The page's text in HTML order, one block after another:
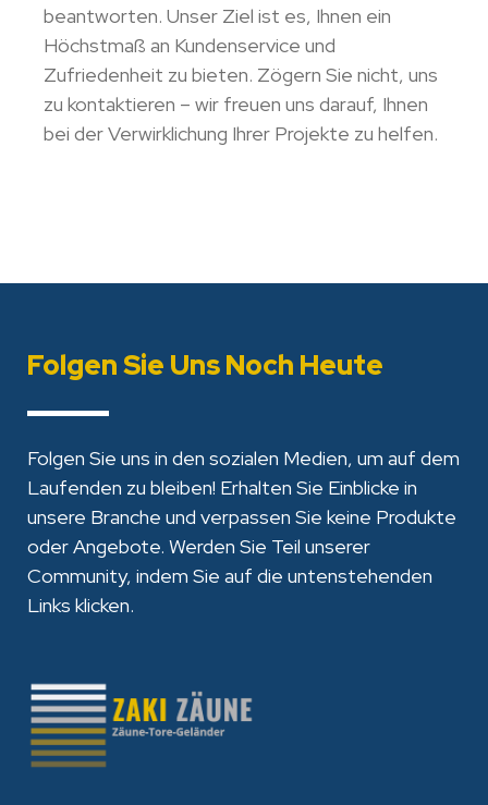
beantworten. Unser Ziel ist es, Ihnen ein
Höchstmaß an Kundenservice und
Zufriedenheit zu bieten. Zögern Sie nicht, uns
zu kontaktieren – wir freuen uns darauf, Ihnen
bei der Verwirklichung Ihrer Projekte zu helfen.
Folgen Sie Uns Noch Heute
Folgen Sie uns in den sozialen Medien, um auf dem
Laufenden zu bleiben! Erhalten Sie Einblicke in
unsere Branche und verpassen Sie keine Produkte
oder Angebote. Werden Sie Teil unserer
Community, indem Sie auf die untenstehenden
Links klicken.